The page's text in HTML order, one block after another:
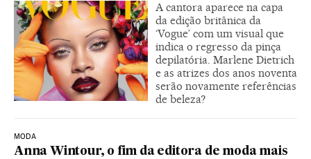
A cantora aparece na capa
da edição britânica da
‘Vogue’ com um visual que
indica o regresso da pinça
depilatória. Marlene Dietrich
e as atrizes dos anos noventa
serão novamente referências
de beleza?
MODA
Anna Wintour, o fim da editora de moda mais